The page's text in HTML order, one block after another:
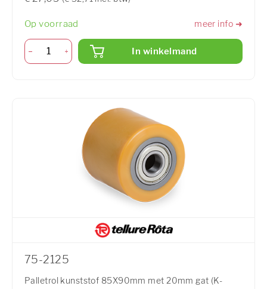
Op voorraad meer info ➜
In winkelmand
75-2125
Palletrol kunststof 85X90mm met 20mm gat (K-